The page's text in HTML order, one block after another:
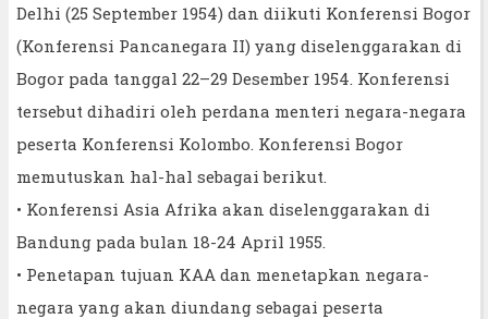
Delhi (25 September 1954) dan diikuti Konferensi Bogor
(Konferensi Pancanegara II) yang diselenggarakan di
Bogor pada tanggal 22–29 Desember 1954. Konferensi
tersebut dihadiri oleh perdana menteri negara-negara
peserta Konferensi Kolombo. Konferensi Bogor
memutuskan hal-hal sebagai berikut.
• Konferensi Asia Afrika akan diselenggarakan di
Bandung pada bulan 18-24 April 1955.
• Penetapan tujuan KAA dan menetapkan negara-
negara yang akan diundang sebagai peserta